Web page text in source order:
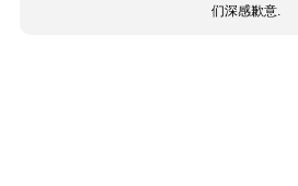
们深感歉意.